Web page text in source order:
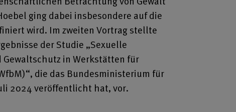
ging dabei insbesondere auf die
wird. Im zweiten Vortrag stellte
der Studie „Sexuelle
Gewaltschutz in Werkstätten für
die das Bundesministerium für
2024 veröffentlicht hat, vor.